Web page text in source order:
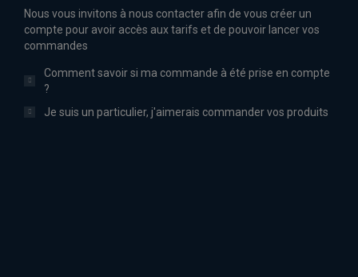
Nous vous invitons à nous contacter afin de vous créer un
compte pour avoir accès aux tarifs et de pouvoir lancer vos
commandes
Comment savoir si ma commande à été prise en compte
?
Je suis un particulier, j'aimerais commander vos produits